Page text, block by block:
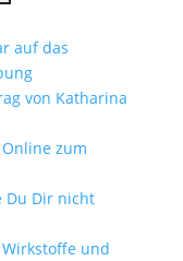
auf das
von Katharina
zum
Du Dir nicht
und